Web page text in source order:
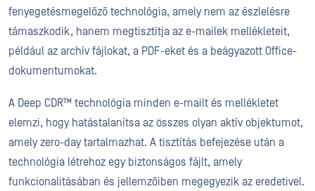
fenyegetésmegelőző technológia, amely nem az észlelésre
támaszkodik, hanem megtisztítja az e-mailek mellékleteit,
például az archív fájlokat, a PDF-eket és a beágyazott Office-
dokumentumokat.
A Deep CDR™ technológia minden e-mailt és mellékletet
elemzi, hogy hatástalanítsa az összes olyan aktív objektumot,
amely zero-day tartalmazhat. A tisztítás befejezése után a
technológia létrehoz egy biztonságos fájlt, amely
funkcionalitásában és jellemzőiben megegyezik az eredetivel.